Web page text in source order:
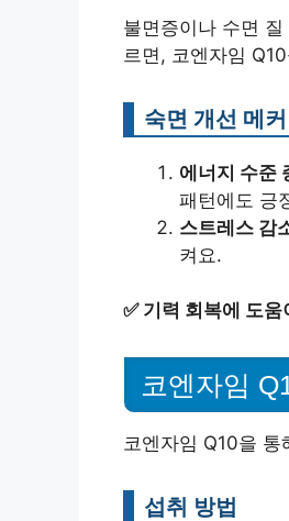
불면증이나 수면
르면, 코엔자임
숙면 개선 메
에너지 수준
패턴에도 긍
스트레스 감
켜요.
✅ 기력 회복에 도
코엔자임
코엔자임 Q10을
섭취 방법